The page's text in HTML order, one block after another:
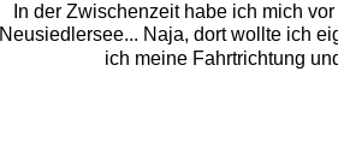
In der Zwischenzeit habe ich mich
Neusiedlersee... Naja, dort wollte ich
ich meine Fahrtrichtung